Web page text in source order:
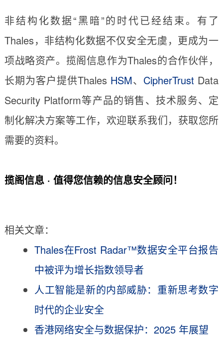
非结构化数据“黑暗”的时代已经结束。有了
Thales，非结构化数据不仅安全无虞，更成为一
项战略资产。揽阁信息作为Thales的合作伙伴，
长期为客户提供Thales HSM、 CipherTrust Data
Security Platform等产品的销售、技术服务、定
制化解决方案等工作，欢迎联系我们，获取您所
需要的资料。
揽阁信息 · 值得您信赖的信息安全顾问！
相关文章：
Thales在Frost Radar™数据安全平台报告
中被评为增长指数领导者
人工智能是新的内部威胁：重新思考数字
时代的企业安全
香港网络安全与数据保护：2025 年展望